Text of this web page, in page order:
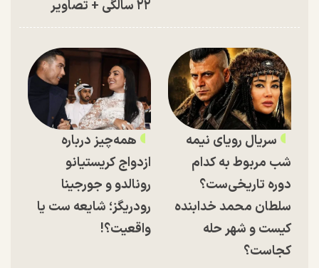
۲۲ سالگی + تصاویر
سریال رویای نیمه
شب مربوط به کدام
دوره تاریخی‌ست؟
سلطان محمد خدابنده
کیست و شهر حله
کجاست؟
همه‌چیز درباره
ازدواج کریستیانو
رونالدو و جورجینا
رودریگز؛ شایعه ست یا
واقعیت؟!